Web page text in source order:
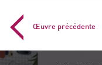
Œuvre précédente